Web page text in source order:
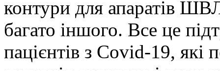
контури для апаратів
багато іншого. Все це
пацієнтів з Covid-19, які